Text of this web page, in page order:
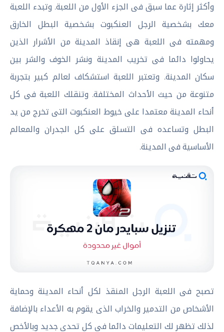
وأكثر إثارة عما سبق فى الجزء الأول من اللعبة. وتبدء اللعبة
معك بشخصية الرجل العنكبوت بشخصية البطل الخارق
ومهمته فى اللعبة هى إنقاذ المدينة من الأشرار الذين
يحاولوا دائما فى تخريب المدينة ونشر الخوف والشر بين
سكان المدينة. وتعتبر اللعبة استشكاف لعالم كبير بتجربة
متنوعة من حيث الأحداث المختلفة. وتنقلك اللعبة فى كل
أنحاء المدينة معتمدا على خيوط العنكبوت التى تخرج من يد
البطل وتساعده فى التسلق على كل الجدران والمعالم
الأساسية فى المدينة.
تصبح فى اللعبة الرجل المنقذ لكل أنحاء المدينة وحماية
الأشخاص من التدمير والخراب الذى يقوم به الأعداء بالإضافة
لذلك تظهر لك التعليمات دائما فى كل تحدى جديد وبالأخص